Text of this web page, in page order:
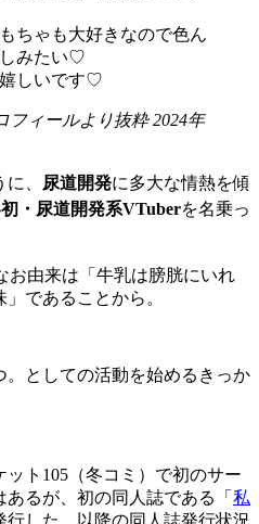
ちゃも大好きなので色ん
みたい♡
しいです♡
フィールより抜粋 2024年
、 尿道開発に多大な情熱を傾
・尿道開発系VTuberを名乗っ
お由来は「牛乳は膀胱にいれ
であることから。‎
。としての活動を始めるきっか
ット105（冬コミ）で初のサー
るが、初の同人誌である「 私